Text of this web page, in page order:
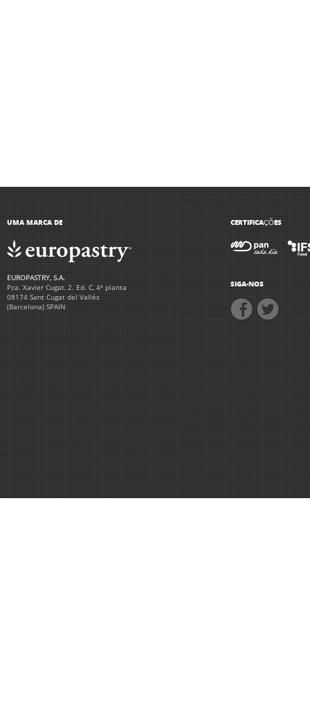
UMA MARCA DE
EUROPASTRY, S.A.
Pza. Xavier Cugat, 2. Ed. C, 4ª planta
08174 Sant Cugat del Vallés
(Barcelona) SPAIN
CERTIFICAÇÕES
SIGA-NOS